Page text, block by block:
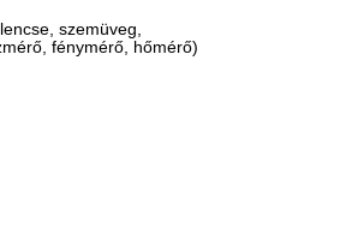
szemüveg,
fénymérő, hőmérő)